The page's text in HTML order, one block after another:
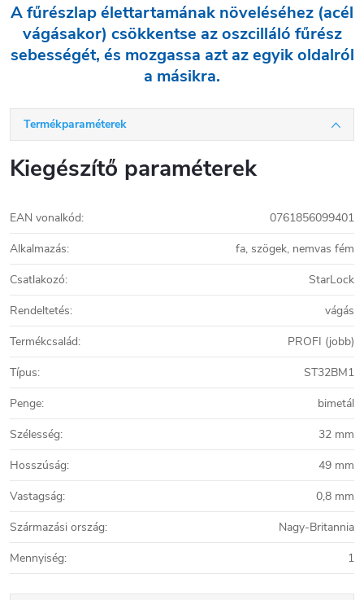
A fűrészlap élettartamának növeléséhez (acél
vágásakor) csökkentse az oszcilláló fűrész
sebességét, és mozgassa azt az egyik oldalról
a másikra.
Termékparaméterek
Kiegészítő paraméterek
EAN vonalkód:
0761856099401
Alkalmazás:
fa, szögek, nemvas fém
Csatlakozó:
StarLock
Rendeltetés:
vágás
Termékcsalád:
PROFI (jobb)
Típus:
ST32BM1
Penge:
bimetál
Szélesség:
32 mm
Hosszúság:
49 mm
Vastagság:
0,8 mm
Származási ország:
Nagy-Britannia
Mennyiség: 1